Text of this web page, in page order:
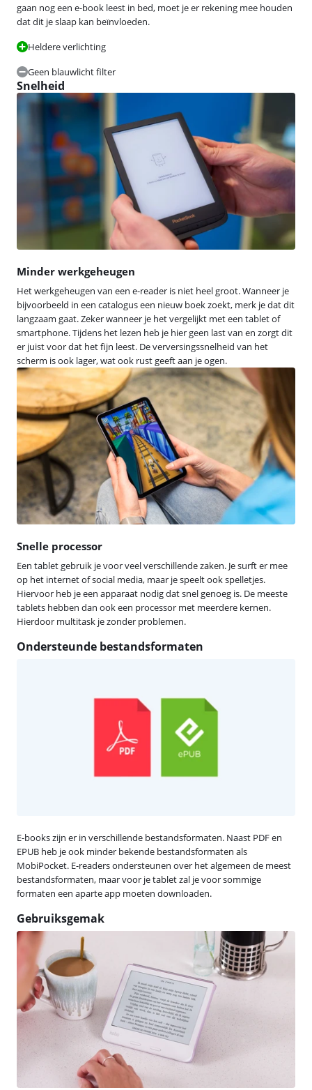
gaan nog een e-book leest in bed, moet je er rekening mee houden
dat dit je slaap kan beïnvloeden.
Heldere verlichting
Geen blauwlicht filter
Snelheid
Minder werkgeheugen
Het werkgeheugen van een e-reader is niet heel groot. Wanneer je
bijvoorbeeld in een catalogus een nieuw boek zoekt, merk je dat dit
langzaam gaat. Zeker wanneer je het vergelijkt met een tablet of
smartphone. Tijdens het lezen heb je hier geen last van en zorgt dit
er juist voor dat het fijn leest. De verversingssnelheid van het
scherm is ook lager, wat ook rust geeft aan je ogen.
Snelle processor
Een tablet gebruik je voor veel verschillende zaken. Je surft er mee
op het internet of social media, maar je speelt ook spelletjes.
Hiervoor heb je een apparaat nodig dat snel genoeg is. De meeste
tablets hebben dan ook een processor met meerdere kernen.
Hierdoor multitask je zonder problemen.
Ondersteunde bestandsformaten
E-books zijn er in verschillende bestandsformaten. Naast PDF en
EPUB heb je ook minder bekende bestandsformaten als
MobiPocket. E-readers ondersteunen over het algemeen de meest
bestandsformaten, maar voor je tablet zal je voor sommige
formaten een aparte app moeten downloaden.
Gebruiksgemak